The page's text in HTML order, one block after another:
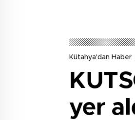
Kütahya'dan Haber
yer